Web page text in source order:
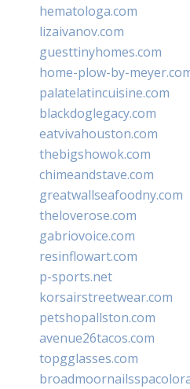
hematologa.com
lizaivanov.com
guesttinyhomes.com
home-plow-by-
palatelatincuisine.com
blackdoglegacy.com
eatvivahouston.com
thebigshowok.com
chimeandstave.com
greatwallseafoodny.com
theloverose.com
gabriovoice.com
resinflowart.com
p-sports.net
korsairstreetwear.com
petshopallston.com
avenue26tacos.com
topgglasses.com